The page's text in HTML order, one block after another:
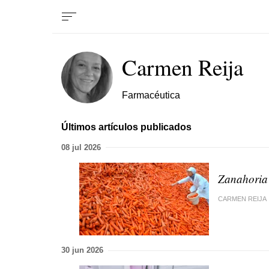
Carmen Reija
Farmacéutica
Últimos artículos publicados
08 jul 2026
Zanahoria
CARMEN REIJA
30 jun 2026